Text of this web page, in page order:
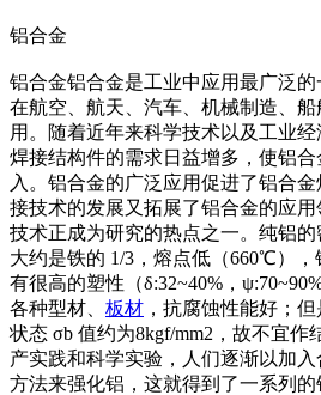
铝合金
铝合金铝合金是工业中应用最广泛的
在航空、航天、汽车、机械制造、
用。随着近年来科学技术以及工业
焊接结构件的需求日益增多，使铝
入。铝合金的广泛应用促进了铝合
接技术的发展又拓展了铝合金的应
技术正成为研究的热点之一。纯铝的
大约是铁的 1/3，熔点低（660℃）
有很高的塑性（δ:32~40%，
各种型材、 板材 ，抗腐蚀性能好；
状态 σb 值约为8kgf/mm2，故不宜作
产实践和科学实验，人们逐渐以加
方法来强化铝，这就得到了一系列